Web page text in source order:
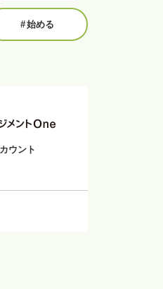
#始める
ウント